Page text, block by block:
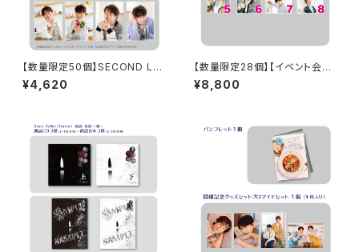
【数量限定50個】SECOND LIN
E Presents みんなに会いに行
くよ! 第45回 in 静岡 開催記念
¥4,620
【数量限定28個】【イベント会場
特典付き】SECOND LINE Pre
sents みんなに会いに行くよ!
¥8,800